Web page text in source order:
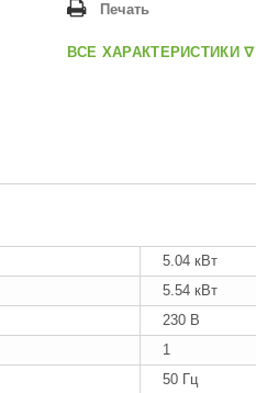
Печать
ВСЕ ХАРАКТЕРИСТИКИ ᐁ
5.04 кВт
5.54 кВт
230 В
1
50 Гц